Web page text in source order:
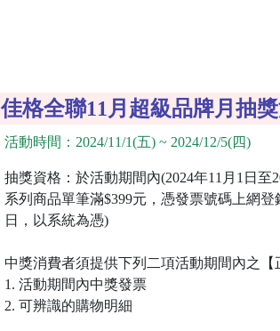
佳格全聯11月超級品牌月抽
活動時間：2024/11/1(五) ~ 2024/12/5(四)
抽獎資格：於活動期間內(2024年11月1日
系列商品單筆滿$399元，憑發票號碼上網
日，以系統為憑)
中獎消費者須提供下列二項活動期間內之
1. 活動期間內中獎發票
2. 可辨識的購物明細